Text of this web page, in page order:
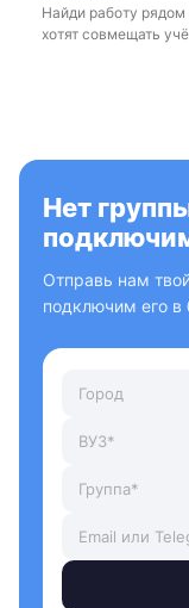
Найди работу рядом
хотят совмещать
Нет
Отправь нам
подключим его